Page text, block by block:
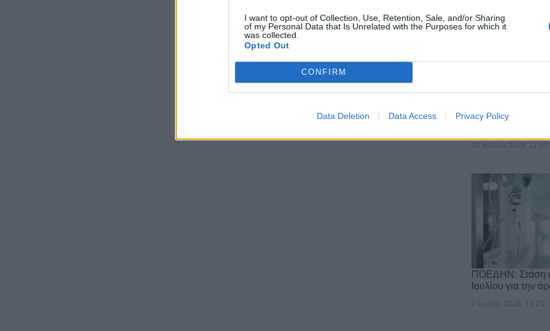
I want to opt-out of Collection, Use, Retention, Sale, and/or Sharing
of my Personal Data that Is Unrelated with the Purposes for which it
was collected.
Opted Out
CONFIRM
Data Deletion Data Access Privacy Policy
από τη θέση του
20 Ιουλίου 2026, 11:29
ΠΟΕΔΗΝ: Στάση
Ιουλίου για την
7 Ιουλίου 2026, 13:23